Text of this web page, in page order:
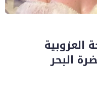
البحر